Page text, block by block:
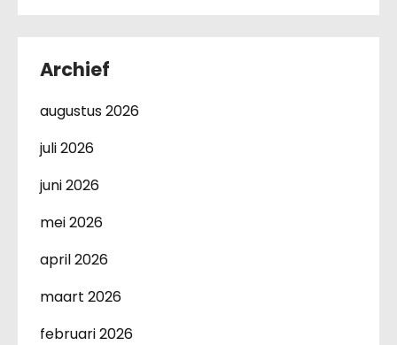
Archief
augustus 2026
juli 2026
juni 2026
mei 2026
april 2026
maart 2026
februari 2026